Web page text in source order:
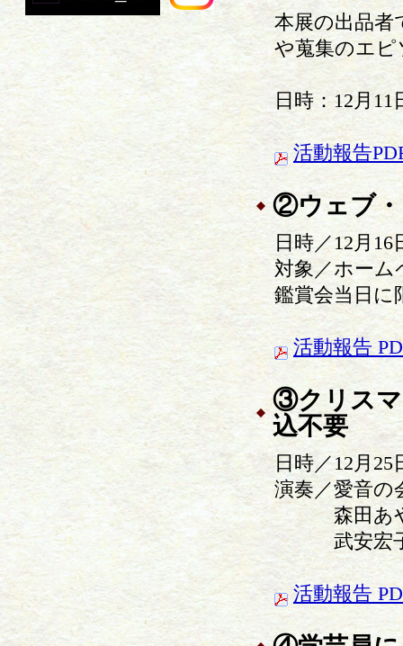
本展の出品者
や蒐集のエ
日時：12月
活動報告
②ウェブ・
日時／12月16
対象／ホーム
鑑賞会当日に
活動報告
③クリス
込不要
日時／12月
演奏／愛音の
森田あや
武安宏子（
活動報告